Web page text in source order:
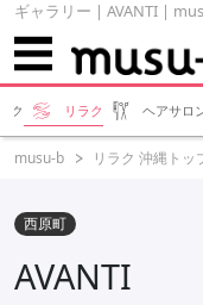
ギャラリー | AVANTI |
ク リラク ヘアサロ
musu-b リラク 沖縄トッ
西原町
AVANTI